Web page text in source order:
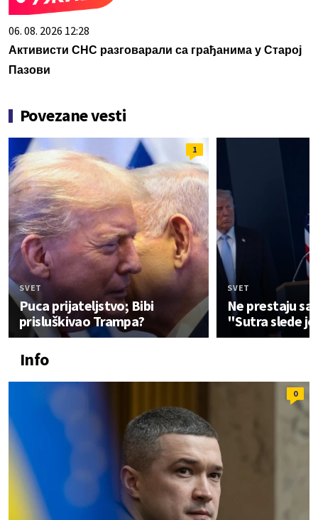
06. 08. 2026 12:28
Активисти СНС разговарали са грађанима у Старој
Пазови
Povezane vesti
1
SVET
Puca prijateljstvo; Bibi
prisluškivao Trampa?
SVET
Ne prestaju
"Sutra slede
Info
0